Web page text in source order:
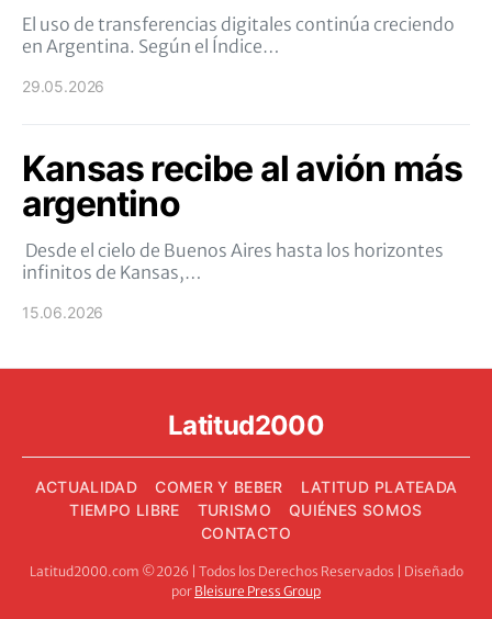
El uso de transferencias digitales continúa creciendo
en Argentina. Según el Índice…
29.05.2026
Kansas recibe al avión más
argentino
Desde el cielo de Buenos Aires hasta los horizontes
infinitos de Kansas,…
15.06.2026
Latitud2000
ACTUALIDAD COMER Y BEBER
LATITUD PLATEADA
TIEMPO LIBRE
TURISMO
QUIÉNES SOMOS
CONTACTO
Latitud2000.com ©2026 | Todos los Derechos Reservados | Diseñado
por Bleisure Press Group